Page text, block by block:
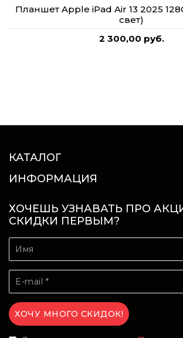
Планшет Apple iPad Air 13 2025
свет)
2 300,00 руб.
КАТАЛОГ
ИНФОРМАЦИЯ
ХОЧЕШЬ УЗНАВАТЬ ПРО
СКИДКИ ПЕРВЫМ?